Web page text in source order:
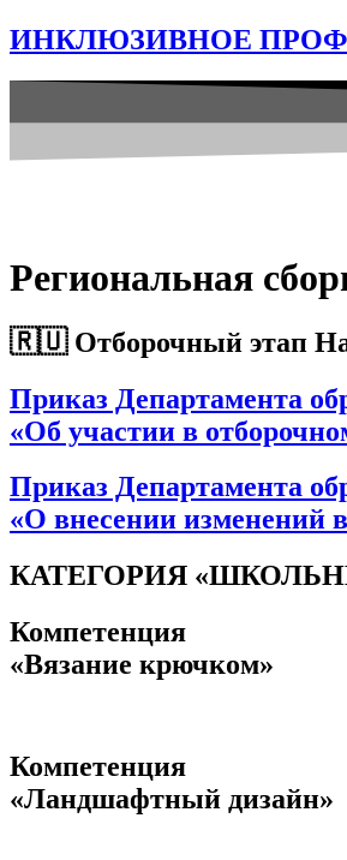
ИНКЛЮЗИВНОЕ
Региональная
🇷🇺 Отборочный этап
Приказ Департамента
«Об участии в
Приказ Департамента
«О внесении изменений
КАТЕГОРИЯ
Компетенция
«Вязание крючком»
Компетенция
«Ландшафтный дизайн»